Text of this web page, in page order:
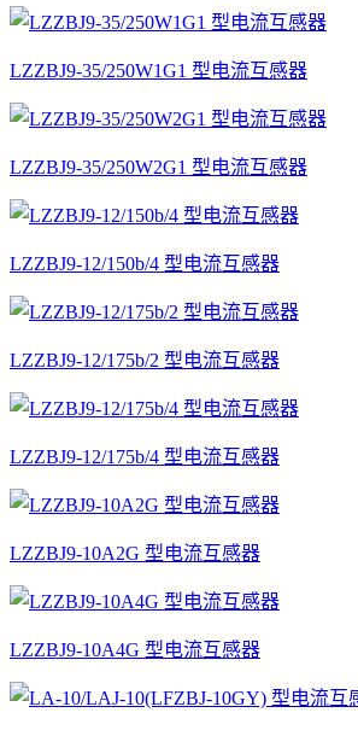
LZZBJ9-35/250W1G1 型电流互感器
LZZBJ9-35/250W2G1 型电流互感器
LZZBJ9-12/150b/4 型电流互感器
LZZBJ9-12/175b/2 型电流互感器
LZZBJ9-12/175b/4 型电流互感器
LZZBJ9-10A2G 型电流互感器
LZZBJ9-10A4G 型电流互感器